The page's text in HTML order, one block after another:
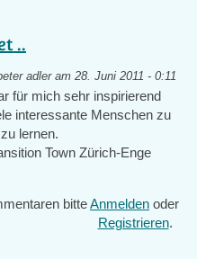
..
adleram 28. Juni 2011 - 0:11
für mich sehr inspirierend
interessante Menschen zu
lernen.
Town Zürich-Enge
bitteAnmelden oder
Registrieren.